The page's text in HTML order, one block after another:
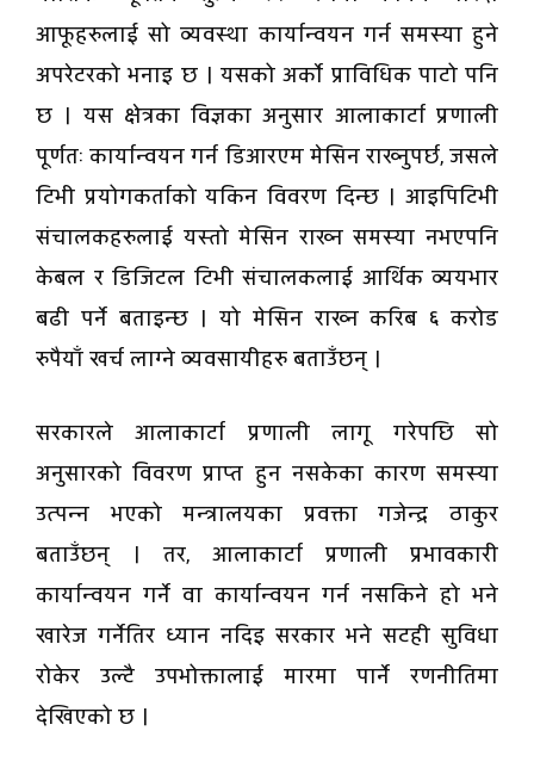
आफूहरुलाई सो व्यवस्था कार्यान्वयन गर्न समस्या हुने
अपरेटरको भनाइ छ । यसको अर्काे प्राविधिक पाटो पनि
छ । यस क्षेत्रका विज्ञका अनुसार आलाकार्टा प्रणाली
पूर्णतः कार्यान्वयन गर्न डिआरएम मेसिन राख्नुपर्छ, जसले
टिभी प्रयोगकर्ताको यकिन विवरण दिन्छ । आइपिटिभी
संचालकहरुलाई यस्तो मेसिन राख्न समस्या नभएपनि
केबल र डिजिटल टिभी संचालकलाई आर्थिक व्ययभार
बढी पर्ने बताइन्छ । यो मेसिन राख्न करिब ६ करोड
रुपैयाँ खर्च लाग्ने व्यवसायीहरु बताउँछन् ।
सरकारले आलाकार्टा प्रणाली लागू गरेपछि सो
अनुसारको विवरण प्राप्त हुन नसकेका कारण समस्या
उत्पन्न भएको मन्त्रालयका प्रवक्ता गजेन्द्र ठाकुर
बताउँछन् । तर, आलाकार्टा प्रणाली प्रभावकारी
कार्यान्वयन गर्ने वा कार्यान्वयन गर्न नसकिने हो भने
खारेज गर्नेतिर ध्यान नदिइ सरकार भने सटही सुविधा
रोकेर उल्टै उपभोक्तालाई मारमा पार्ने रणनीतिमा
देखिएको छ ।